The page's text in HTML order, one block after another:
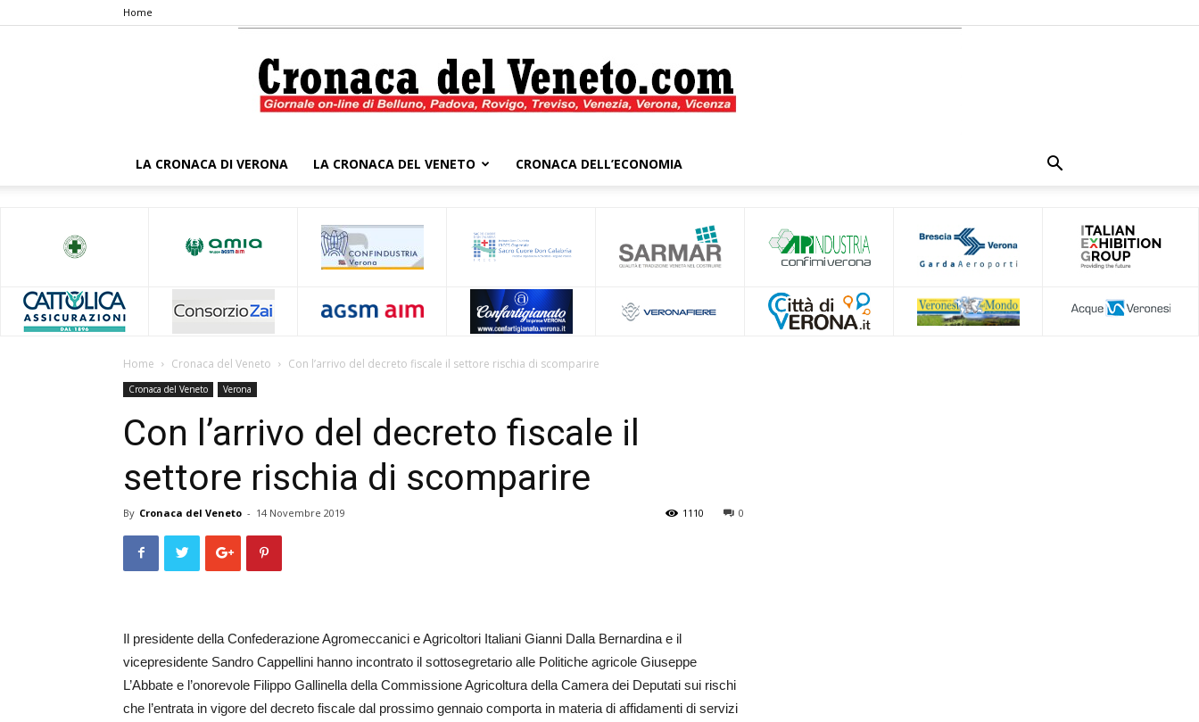
Home
Veneto
LA CRONACA DI VERONA LA CRONACA DEL VENETO CRONACA DELL’ECONOMIA
Home Cronaca del Veneto Con l’arrivo del decreto fiscale il settore rischia di scomparire
Cronaca del Veneto Verona
Con l’arrivo del decreto fiscale il
settore rischia di scomparire
By Cronaca del Veneto - 14 Novembre 2019 0
1110
Il presidente della Confe­derazione Agro­mec­canici e Agricoltori Italiani Gianni Dalla Bernardina e il
vicepresidente Sandro Cap­pellini hanno incontrato il sottosegretario alle Politiche agricole Giu­seppe
L’Abbate e l’onorevole Filippo Gal­linella della Commissione Agricoltura della Camera dei Deputati sui rischi
che l’entrata in vigore del decreto fiscale dal prossimo gennaio comporta in materia di affidamenti di servizi